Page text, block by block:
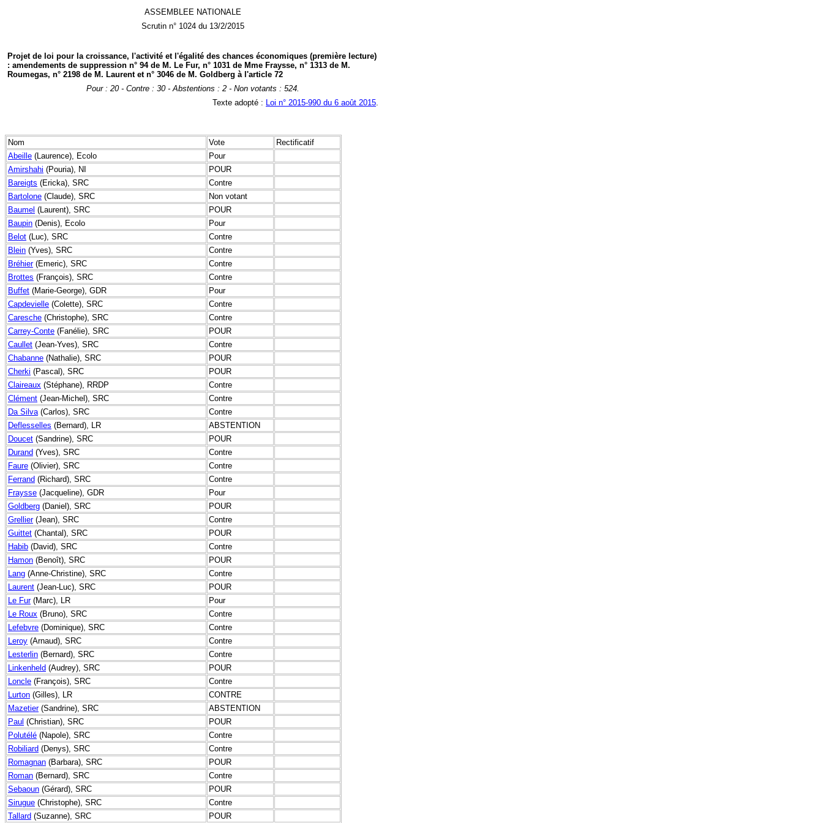
ASSEMBLEE NATIONALE
Scrutin n° 1024 du 13/2/2015
Projet de loi pour la croissance, l'activité et l'égalité des chances économiques (première lecture)
: amendements de suppression n° 94 de M. Le Fur, n° 1031 de Mme Fraysse, n° 1313 de M.
Roumegas, n° 2198 de M. Laurent et n° 3046 de M. Goldberg à l'article 72
Pour : 20 - Contre : 30 - Abstentions : 2 - Non votants : 524.
Texte adopté : Loi n° 2015-990 du 6 août 2015.
Nom Vote
Rectificatif
Abeille (Laurence), Ecolo
Pour
Amirshahi (Pouria), NI
POUR
Bareigts (Ericka), SRC
Contre
Bartolone (Claude), SRC
Non votant
Baumel (Laurent), SRC
POUR
Baupin (Denis), Ecolo
Pour
Belot (Luc), SRC
Contre
Blein (Yves), SRC
Contre
Bréhier(Emeric), SRC
Contre
Brottes (François), SRC
Contre
Buffet (Marie-George), GDR
Pour
Capdevielle (Colette), SRC
Contre
Caresche (Christophe), SRC
Contre
Carrey-Conte (Fanélie), SRC
POUR
Caullet (Jean-Yves), SRC
Contre
Chabanne (Nathalie), SRC
POUR
Cherki (Pascal), SRC
POUR
Claireaux (Stéphane), RRDP
Contre
Clément (Jean-Michel), SRC
Contre
Da Silva(Carlos), SRC
Contre
Deflesselles (Bernard), LR
ABSTENTION
Doucet (Sandrine), SRC
POUR
Durand (Yves), SRC
Contre
Faure (Olivier), SRC
Contre
Ferrand (Richard), SRC
Contre
Fraysse (Jacqueline), GDR
Pour
Goldberg (Daniel), SRC
POUR
Grellier(Jean), SRC
Contre
Guittet (Chantal), SRC
POUR
Habib (David), SRC
Contre
Hamon (Benoît), SRC
POUR
Lang (Anne-Christine), SRC
Contre
Laurent (Jean-Luc), SRC
POUR
Le Fur(Marc), LR
Pour
Le Roux (Bruno), SRC
Contre
Lefebvre (Dominique), SRC
Contre
Leroy (Arnaud), SRC
Contre
Lesterlin (Bernard), SRC
Contre
Linkenheld (Audrey), SRC
POUR
Loncle (François), SRC
Contre
Lurton (Gilles), LR
CONTRE
Mazetier(Sandrine), SRC
ABSTENTION
Paul (Christian), SRC
POUR
Polutélé (Napole), SRC
Contre
Robiliard (Denys), SRC
Contre
Romagnan (Barbara), SRC
POUR
Roman (Bernard), SRC
Contre
Sebaoun (Gérard), SRC
POUR
Sirugue (Christophe), SRC
Contre
Tallard (Suzanne), SRC POUR